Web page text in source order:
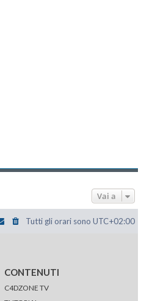
Vai a
Tutti gli orari sono UTC+02:00
CONTENUTI
C4DZONE TV